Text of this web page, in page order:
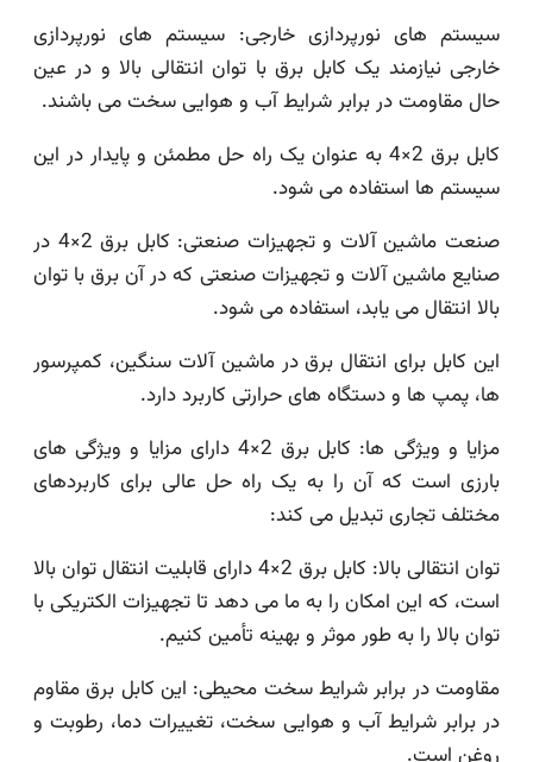
سیستم های نورپردازی خارجی: سیستم های نورپردازی
خارجی نیازمند یک کابل برق با توان انتقالی بالا و در عین
حال مقاومت در برابر شرایط آب و هوایی سخت می باشند.
کابل برق 2×4 به عنوان یک راه حل مطمئن و پایدار در این
سیستم ها استفاده می شود.
صنعت ماشین آلات و تجهیزات صنعتی: کابل برق 2×4 در
صنایع ماشین آلات و تجهیزات صنعتی که در آن برق با توان
بالا انتقال می یابد، استفاده می شود.
این کابل برای انتقال برق در ماشین آلات سنگین، کمپرسور
ها، پمپ ها و دستگاه های حرارتی کاربرد دارد.
مزایا و ویژگی ها: کابل برق 2×4 دارای مزایا و ویژگی های
بارزی است که آن را به یک راه حل عالی برای کاربردهای
مختلف تجاری تبدیل می کند:
توان انتقالی بالا: کابل برق 2×4 دارای قابلیت انتقال توان بالا
است، که این امکان را به ما می دهد تا تجهیزات الکتریکی با
توان بالا را به طور موثر و بهینه تأمین کنیم.
مقاومت در برابر شرایط سخت محیطی: این کابل برق مقاوم
در برابر شرایط آب و هوایی سخت، تغییرات دما، رطوبت و